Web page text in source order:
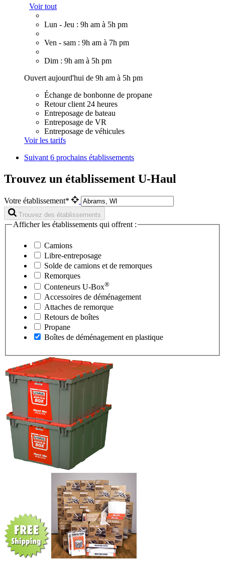
Voir tout
Lun - Jeu : 9h am à 5h pm
Ven - sam : 9h am à 7h pm
Dim : 9h am à 5h pm
Ouvert aujourd'hui de 9h am à 5h pm
Échange de bonbonne de propane
Retour client 24 heures
Entreposage de bateau
Entreposage de VR
Entreposage de véhicules
Voir les tarifs
Suivant6 prochains établissements
Trouvez un établissement U-Haul
Votre établissement*
Trouvez des établissements
Afficher les établissements qui offrent :
Camions
Libre-entreposage
Solde de camions et de remorques
Remorques
Conteneurs U-Box®
Accessoires de déménagement
Attaches de remorque
Retours de boîtes
Propane
Boîtes de déménagement en plastique